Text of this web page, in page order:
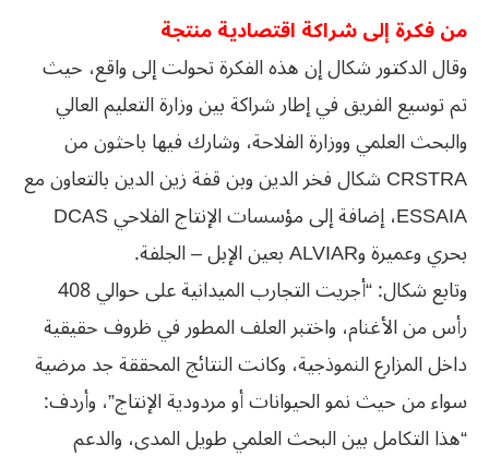
من فكرة إلى شراكة اقتصادية منتجة
وقال الدكتور شكال إن هذه الفكرة تحولت إلى واقع، حيث
تم توسيع الفريق في إطار شراكة بين وزارة التعليم العالي
والبحث العلمي ووزارة الفلاحة، وشارك فيها باحثون من
CRSTRA شكال فخر الدين وبن قفة زين الدين بالتعاون مع
ESSAIA، إضافة إلى مؤسسات الإنتاج الفلاحي DCAS
بحري وعميرة وALVIAR بعين الإبل – الجلفة.
وتابع شكال: “أجريت التجارب الميدانية على حوالي 408
رأس من الأغنام، واختبر العلف المطور في ظروف حقيقية
داخل المزارع النموذجية، وكانت النتائج المحققة جد مرضية
سواء من حيث نمو الحيوانات أو مردودية الإنتاج”، وأردف:
“هذا التكامل بين البحث العلمي طويل المدى، والدعم